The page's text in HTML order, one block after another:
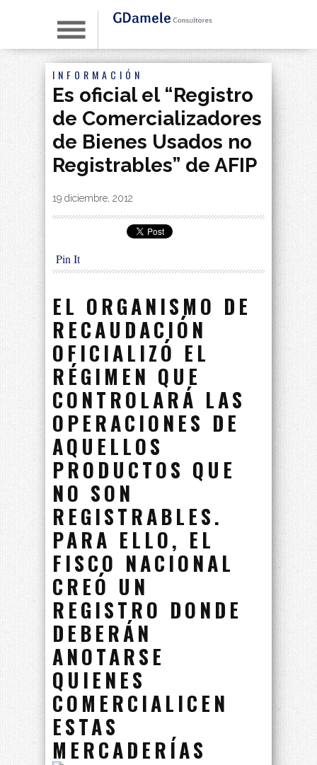
INFORMACIÓN
Es oficial el “Registro
de Comercializadores
de Bienes Usados no
Registrables” de AFIP
By|
19 diciembre, 2012
Pin It
EL ORGANISMO DE
RECAUDACIÓN
OFICIALIZÓ EL
RÉGIMEN QUE
CONTROLARÁ LAS
OPERACIONES DE
AQUELLOS
PRODUCTOS QUE
NO SON
REGISTRABLES.
PARA ELLO, EL
FISCO NACIONAL
CREÓ UN
REGISTRO DONDE
DEBERÁN
ANOTARSE
QUIENES
COMERCIALICEN
ESTAS
MERCADERÍAS